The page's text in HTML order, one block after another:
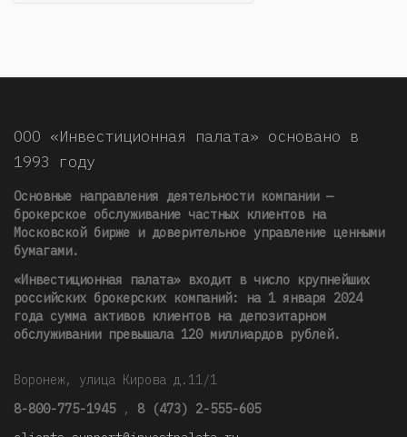
ООО «Инвестиционная палата» основано в
1993 году
Основные направления деятельности компании —
брокерское обслуживание частных клиентов на
Московской бирже и доверительное управление ценными
бумагами.
«Инвестиционная палата» входит в число крупнейших
российских брокерских компаний: на 1 января 2024
года сумма активов клиентов на депозитарном
обслуживании превышала 120 миллиардов рублей.
Воронеж, улица Кирова д.11/1
8-800-775-1945 , 8 (473) 2-555-605